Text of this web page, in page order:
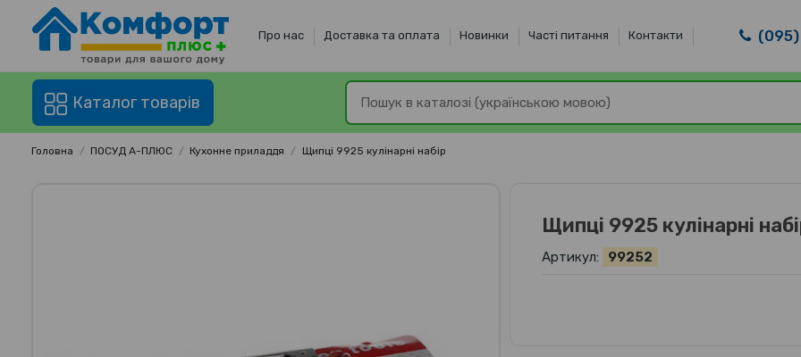
Про нас Доставка та оплата Новинки Часті питання Контакти (095)
Каталог товарів
Головна ПОСУД А-ПЛЮС Кухонне приладдя Щипці 9925 кулінарні набір
Щипці 9925 кулінарні
Артикул: 99252